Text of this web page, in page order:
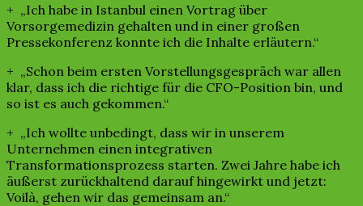
+ „Ich habe in Istanbul einen Vortrag über
Vorsorgemedizin gehalten und in einer großen
Pressekonferenz konnte ich die Inhalte erläutern.“
+ „Schon beim ersten Vorstellungsgespräch war allen
klar, dass ich die richtige für die CFO-Position bin, und
so ist es auch gekommen.“
+ „Ich wollte unbedingt, dass wir in unserem
Unternehmen einen integrativen
Transformationsprozess starten. Zwei Jahre habe ich
äußerst zurückhaltend darauf hingewirkt und jetzt:
Voilà, gehen wir das gemeinsam an.“